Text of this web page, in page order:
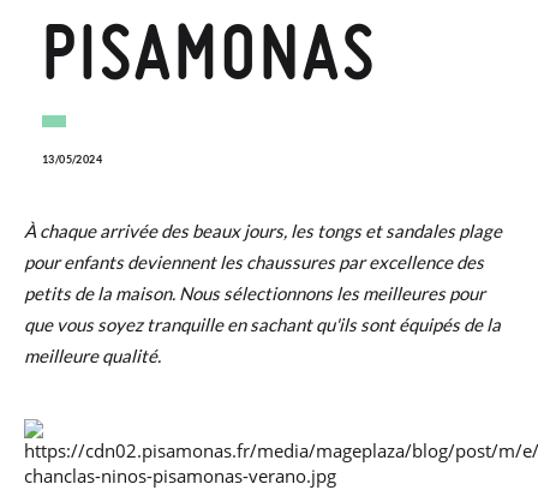
PISAMONAS
13/05/2024
À chaque arrivée des beaux jours, les tongs et sandales plage
pour enfants deviennent les chaussures par excellence des
petits de la maison. Nous sélectionnons les meilleures pour
que vous soyez tranquille en sachant qu'ils sont équipés de la
meilleure qualité.